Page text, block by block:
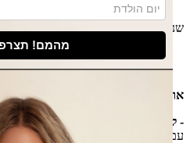
שני גוונים מתאימים לכל גווני העור :
גוון ברונזר זהוב -
אופן השימוש:
לנער היטב לפני השימוש.
- לחיים:
לפזר כמה נגיעות של צבע
עם כריות האצבעות עד להטמעת הנוזל
מהמם!